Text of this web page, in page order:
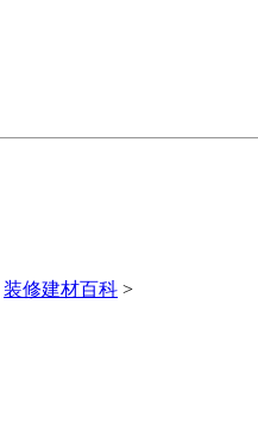
装修建材百科 >